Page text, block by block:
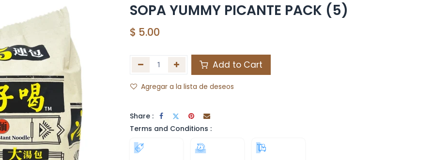
SOPA YUMMY PICANTE PACK (5)
$ 5.00
Add to Cart
Agregar a la lista de deseos
Share :
Terms and Conditions :